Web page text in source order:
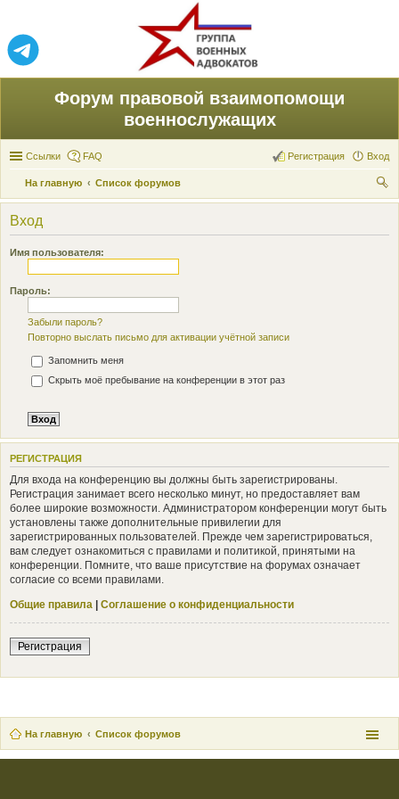
Форум правовой взаимопомощи
военнослужащих
Ссылки FAQ Вход
Регистрация
На главную
Список форумов
ои
Вход
Имя пользователя:
Пароль:
Забыли пароль?
Повторно выслать письмо для активации учётной записи
Запомнить меня
Скрыть моё пребывание на конференции в этот раз
РЕГИСТРАЦИЯ
Для входа на конференцию вы должны быть зарегистрированы.
Регистрация занимает всего несколько минут, но предоставляет вам
более широкие возможности. Администратором конференции могут быть
установлены также дополнительные привилегии для
зарегистрированных пользователей. Прежде чем зарегистрироваться,
вам следует ознакомиться с правилами и политикой, принятыми на
конференции. Помните, что ваше присутствие на форумах означает
согласие со всеми правилами.
Общие правила | Соглашение о конфиденциальности
Регистрация
На главную Список форумов